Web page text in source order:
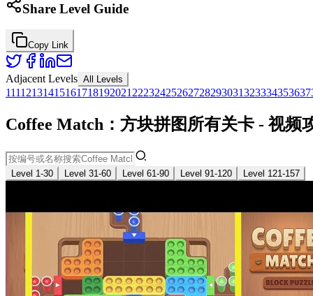
Share Level Guide
Copy Link
Adjacent Levels All Levels
11112131415161718192021 22232425262728293031323334353637
Coffee Match：方块拼图所有关卡 - 视频
Level 1-30 Level 31-60 Level 61-90 Level 91-120 Level 121-157